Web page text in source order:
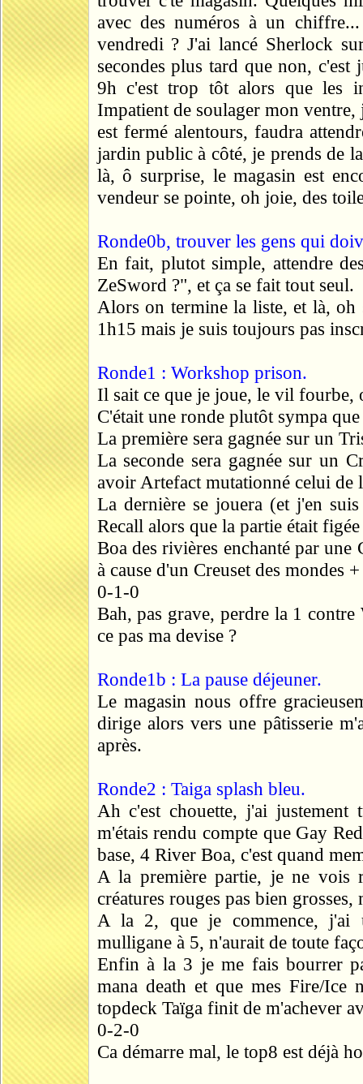
avec des numéros à un
vendredi ? J'ai lancé Sherlock
secondes plus tard que non, c'est
9h c'est trop tôt alors que les
Impatient de soulager mon ventre,
est fermé alentours, faudra
jardin public à côté, je prends de
là, ô surprise, le magasin est
vendeur se pointe, oh joie, des
Ronde0b, trouver les gens qui
En fait, plutot simple, attendre
ZeSword ?", et ça se fait tout seul.
Alors on termine la liste, et là,
1h15 mais je suis toujours pas
Ronde1 : Workshop prison.
Il sait ce que je joue, le vil fourbe,
C'était une ronde plutôt sympa
La première sera gagnée sur un
La seconde sera gagnée sur un
avoir Artefact mutationné celui de
La dernière se jouera (et j'en
Recall alors que la partie était
Boa des rivières enchanté par
à cause d'un Creuset des mondes
0-1-0
Bah, pas grave, perdre la 1
ce pas ma devise ?
Ronde1b : La pause déjeuner.
Le magasin nous offre
dirige alors vers une pâtisserie
après.
Ronde2 : Taiga splash bleu.
Ah c'est chouette, j'ai
m'étais rendu compte que Gay
base, 4 River Boa, c'est quand
A la première partie, je ne
créatures rouges pas bien
A la 2, que je commence, j'ai
mulligane à 5, n'aurait de toute
Enfin à la 3 je me fais bourrer
mana death et que mes Fire/
topdeck Taïga finit de m'achever
0-2-0
Ca démarre mal, le top8 est déjà